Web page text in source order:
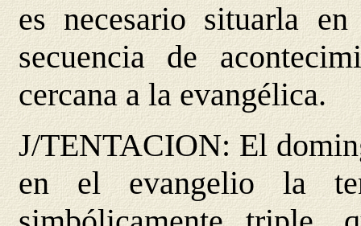
es necesario situarla
secuencia de
cercana a la evangélica.
J/TENTACION: El
en el evangelio la